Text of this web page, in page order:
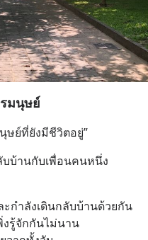
มนุษย์
ษย์ที่ยังมีชีวิตอยู่”
บบ้านกับเพื่อนคนหนึ่ง
ะกำลังเดินกลับบ้านด้วยกัน
งรู้จักกันไม่นาน